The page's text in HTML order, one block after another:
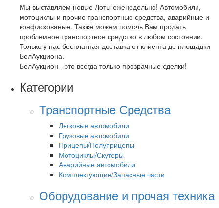
Мы выставляем новые Лоты еженедельно! Автомобили,
мотоциклы и прочие транспортные средства, аварийные и
конфискованые. Также можем помочь Вам продать
проблемное транспортное средство в любом состоянии.
Только у нас бесплатная доставка от клиента до площадки
БелАукциона.
БелАукцион - это всегда только прозрачные сделки!
Категории
Транспортные Средства
Легковые автомобили
Грузовые автомобили
Прицепы/Полуприцепы
Мотоциклы/Скутеры
Аварийные автомобили
Комплектующие/Запасные части
Оборудование и прочая техника